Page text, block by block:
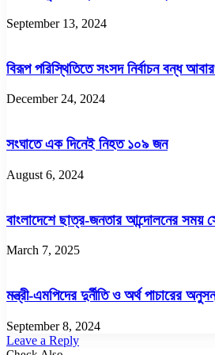
September 13, 2024
বিরূপ পরিস্থিতিতে সংসদ নির্বাচন বন্ধ
December 24, 2024
সংঘাতে এক দিনেই নিহত ১০৯ জন
August 6, 2024
বাংলাদেশে ছাত্র-জনতার আন্দোলনের সময়
March 7, 2025
মন্ত্রী-এমপিদের দুর্নীতি ও অর্থ পাচারের
September 8, 2024
Leave a Reply